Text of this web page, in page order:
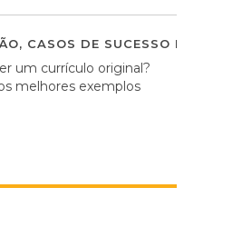
, CASOS DE SUCESSO DE
um currículo original?
melhores exemplos